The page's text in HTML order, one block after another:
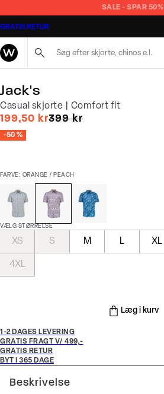
SALE - SPAR 50%
GRATIS RETUR
Jack's
Casual skjorte | Comfort fit
199,50 krI alt (uden rabat)
399 kr
-50 %
FARVE: ORANGE / PEACH
VÆLG STØRRELSE
XS S M L XL
4XL
Læg i kurv
1-2 DAGES LEVERING
GRATIS FRAGT V/ 499,-
GRATIS RETUR
BYT I 365 DAGE
Beskrivelse